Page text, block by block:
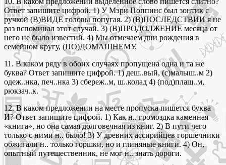
Ответ запишите цифрой. 1) У Мэри Поппинс был зонтик с
ручкой (В)ВИДЕ головы попугая. 2) (В)ПОСЛЕДСТВИИ я не
раз вспоминал этот случай. 3) (В)ПРОДОЛЖЕНИЕ месяца от
него не было известий. 4) Мы отмечаем дни рождения в
семейном кругу, (ПО)ДОМАШНЕМУ.
11. В каком ряду в обоих случаях пропущена одна и та же
буква? Ответ запишите цифрой. 1) деш..вый, (с)малыш..м 2)
одеж..нка, печ..нка 3) сбереж..м, ш..колад 4) (под)плащ..м,
рюкзач..к.
12. В каком предложении на месте пропуска пишется буква
И? Ответ запишите цифрой. 1) Как н.. громоздка каменная
«книга», но она самая долговечная из книг. 2) В пути чего
только с ними н.. было! 3) У древних ассирийцев горшечники
обжигали н.. только горшки, но и глиняные книги. 4) Он,
опытный путешественник, не мог н.. знать дороги.